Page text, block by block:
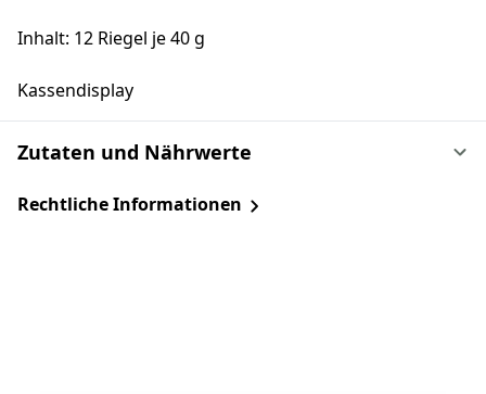
Inhalt: 12 Riegel je 40 g
Kassendisplay
Zutaten und Nährwerte
Rechtliche Informationen